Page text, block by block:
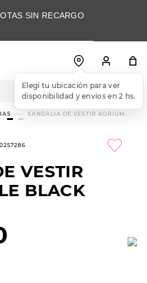
SIN RECARGO
Elegí tu ubicación para ver
disponibilidad y envíos en 2 hs.
SANDALIA DE VESTIR KORIUM
VESTIR
BLACK
TÉRMINOS MÁS
BUSCADOS
1.
.
skechers slip-ins